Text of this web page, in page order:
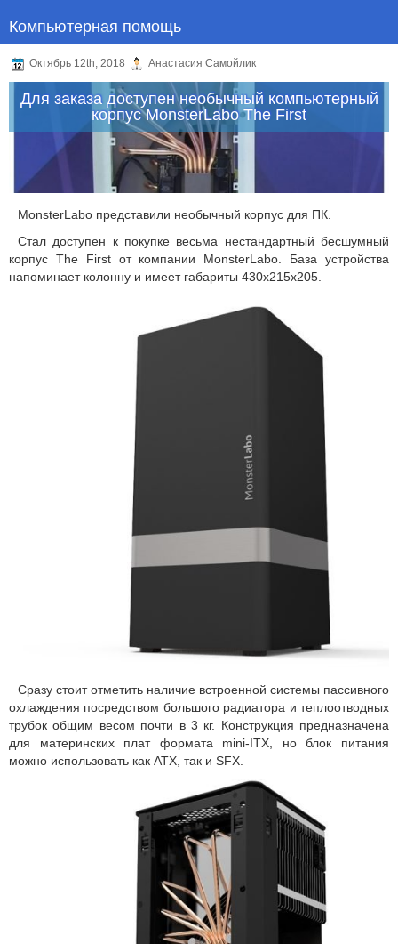
Компьютерная помощь
Октябрь 12th, 2018 Анастасия Самойлик
Для заказа доступен необычный компьютерный
корпус MonsterLabo The First
MonsterLabo представили необычный корпус для ПК.
Стал доступен к покупке весьма нестандартный бесшумный
корпус The First от компании MonsterLabo. База устройства
напоминает колонну и имеет габариты 430х215х205.
Сразу стоит отметить наличие встроенной системы пассивного
охлаждения посредством большого радиатора и теплоотводных
трубок общим весом почти в 3 кг. Конструкция предназначена
для материнских плат формата mini-ITX, но блок питания
можно использовать как ATX, так и SFX.